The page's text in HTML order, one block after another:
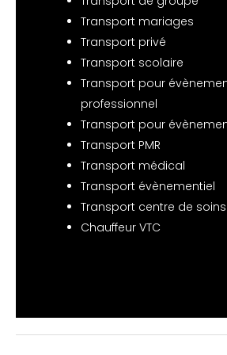
Transport mariages
Transport privé
Transport scolaire
Transport pour
professionnel
Transport pour
Transport PMR
Transport médical
Transport évènementiel
Transport centre de soins
Chauffeur VTC